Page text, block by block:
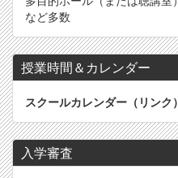
など多数
授業時間＆カレンダー
スクールカレンダー（リンク）
入学審査